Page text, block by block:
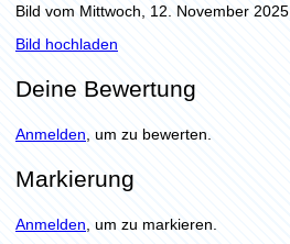
Bild vom Mittwoch, 12. November 2025.
Bild hochladen
Deine Bewertung
Anmelden , um zu bewerten.
Markierung
Anmelden , um zu markieren.